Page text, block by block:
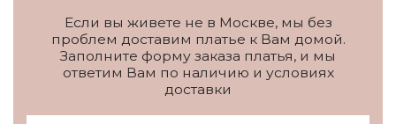
Если вы живете не в Москве, мы без
проблем доставим платье к Вам домой.
Заполните форму заказа платья, и мы
ответим Вам по наличию и условиях
доставки